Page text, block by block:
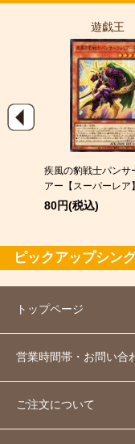
遊戯王
疾風の豹戦士パンサ
アー【スーパーレア】
80円(税込)
ピックアップシン
トップページ
営業時間帯・お問い合
ご注文について